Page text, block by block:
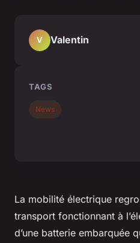
La mobilité électrique
transport fonctionnant à
d’une batterie embarquée
V Valentin
TAGS
News